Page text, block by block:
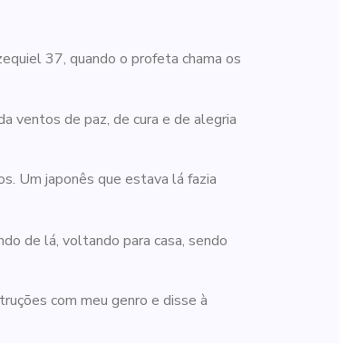
37, quando o profeta chama os
ventos de paz, de cura e de alegria
Um japonês que estava lá fazia
de lá, voltando para casa, sendo
com meu genro e disse à